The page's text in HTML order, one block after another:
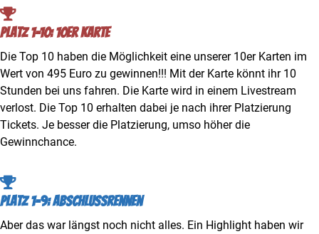
Platz 1-10: 10er Karte
Die Top 10 haben die Möglichkeit eine unserer 10er Karten im
Wert von 495 Euro zu gewinnen!!! Mit der Karte könnt ihr 10
Stunden bei uns fahren. Die Karte wird in einem Livestream
verlost. Die Top 10 erhalten dabei je nach ihrer Platzierung
Tickets. Je besser die Platzierung, umso höher die
Gewinnchance.
Platz 1-9: Abschlussrennen
Aber das war längst noch nicht alles. Ein Highlight haben wir